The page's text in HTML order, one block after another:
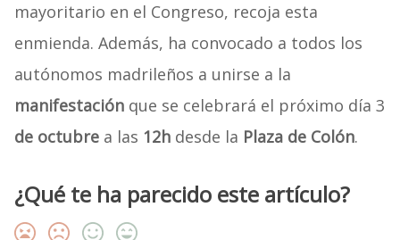
mayoritario en el Congreso, recoja esta
enmienda. Además, ha convocado a todos los
autónomos madrileños a unirse a la
manifestaciónque se celebrará el próximo día 3
de octubrea las 12hdesde la Plaza de Colón.
¿Qué te ha parecido este artículo?